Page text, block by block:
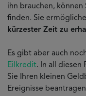
ihn brauchen, können
finden. Sie
kürzester Zeit zu
Es gibt aber auch
Eilkredit. In all diesen
Sie Ihren kleinen
Ereignisse